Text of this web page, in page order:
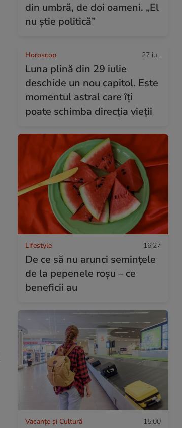
din umbră, de doi oameni. „El
nu știe politică”
Horoscop 27 iul.
Luna plină din 29 iulie
deschide un nou capitol. Este
momentul astral care îți
poate schimba direcția vieții
Lifestyle 16:27
De ce să nu arunci semințele
de la pepenele roșu – ce
beneficii au
Vacanțe și Cultură 15:00